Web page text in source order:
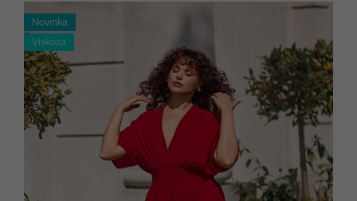
Novinka
Viskóza